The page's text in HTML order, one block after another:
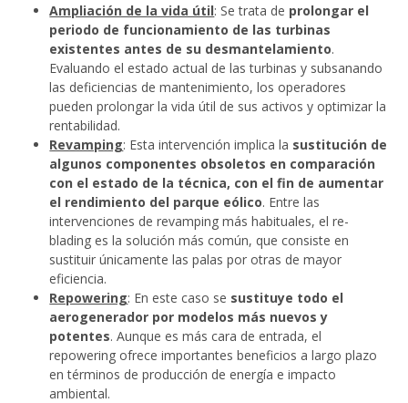
Ampliación de la vida útil: Se trata de prolongar el
periodo de funcionamiento de las turbinas
existentes antes de su desmantelamiento.
Evaluando el estado actual de las turbinas y subsanando
las deficiencias de mantenimiento, los operadores
pueden prolongar la vida útil de sus activos y optimizar la
rentabilidad.
Revamping: Esta intervención implica la sustitución de
algunos componentes obsoletos en comparación
con el estado de la técnica, con el fin de aumentar
el rendimiento del parque eólico. Entre las
intervenciones de revamping más habituales, el re-
blading es la solución más común, que consiste en
sustituir únicamente las palas por otras de mayor
eficiencia.
Repowering: En este caso se sustituye todo el
aerogenerador por modelos más nuevos y
potentes. Aunque es más cara de entrada, el
repowering ofrece importantes beneficios a largo plazo
en términos de producción de energía e impacto
ambiental.